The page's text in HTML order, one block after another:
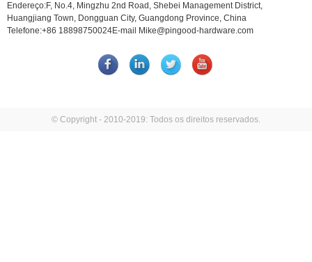
Endereço:F, No.4, Mingzhu 2nd Road, Shebei Management District,
Huangjiang Town, Dongguan City, Guangdong Province, China
Telefone:+86 18898750024E-mail Mike@pingood-hardware.com
© Copyright - 2010-2019: Todos os direitos reservados.